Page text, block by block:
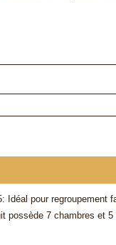
Idéal pour regroupement
possède 7 chambres et